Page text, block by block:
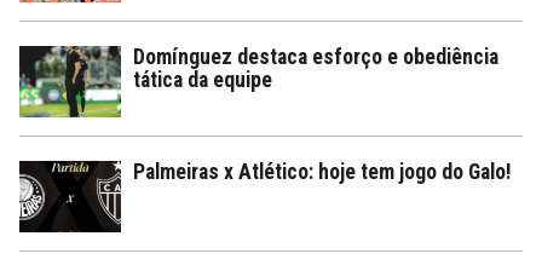
Domínguez destaca esforço e obediência
tática da equipe
Palmeiras x Atlético: hoje tem jogo do Galo!